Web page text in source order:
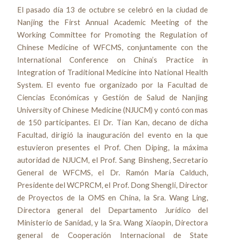
El pasado día 13 de octubre se celebró en la ciudad de
Nanjing the First Annual Academic Meeting of the
Working Committee for Promoting the Regulation of
Chinese Medicine of WFCMS, conjuntamente con the
International Conference on China’s Practice in
Integration of Traditional Medicine into National Health
System. El evento fue organizado por la Facultad de
Ciencias Económicas y Gestión de Salud de Nanjing
University of Chinese Medicine (NJUCM) y contó con mas
de 150 participantes. El Dr. Tian Kan, decano de dicha
Facultad, dirigió la inauguración del evento en la que
estuvieron presentes el Prof. Chen Diping, la máxima
autoridad de NJUCM, el Prof. Sang Binsheng, Secretario
General de WFCMS, el Dr. Ramón María Calduch,
Presidente del WCPRCM, el Prof. Dong Shengli, Director
de Proyectos de la OMS en China, la Sra. Wang Ling,
Directora general del Departamento Jurídico del
Ministerio de Sanidad, y la Sra. Wang Xiaopin, Directora
general de Cooperación Internacional de State